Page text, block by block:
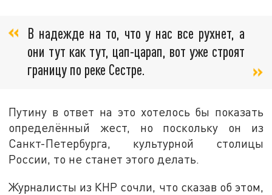
В надежде на то, что у нас все рухнет, а
они тут как тут, цап-царап, вот уже строят
границу по реке Сестре.
Путину в ответ на это хотелось бы показать
определённый жест, но поскольку он из
Санкт-Петербурга, культурной столицы
России, то не станет этого делать.
Журналисты из КНР сочли, что сказав об этом,